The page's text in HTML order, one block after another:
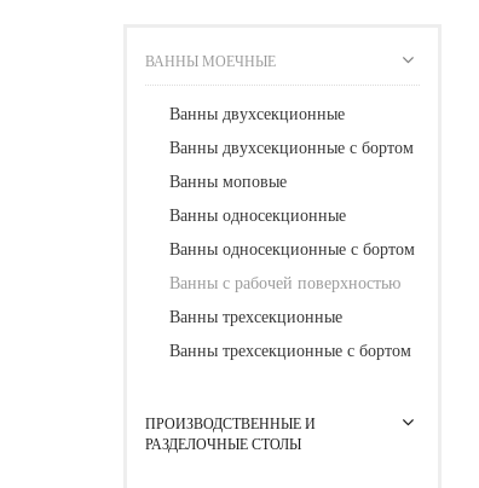
ВАННЫ МОЕЧНЫЕ
Ванны двухсекционные
Ванны двухсекционные с бортом
Ванны моповые
Ванны односекционные
Ванны односекционные с бортом
Ванны с рабочей поверхностью
Ванны трехсекционные
Ванны трехсекционные с бортом
ПРОИЗВОДСТВЕННЫЕ И
РАЗДЕЛОЧНЫЕ СТОЛЫ